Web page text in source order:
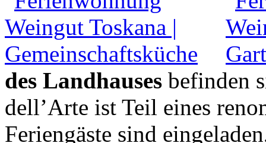
des Landhauses befinden
dell’Arte ist Teil eines
Feriengäste sind